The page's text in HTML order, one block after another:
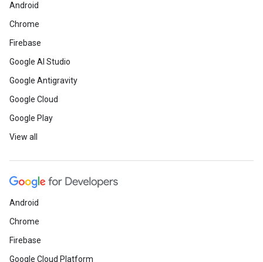
Android
Chrome
Firebase
Google AI Studio
Google Antigravity
Google Cloud
Google Play
View all
Android
Chrome
Firebase
Google Cloud Platform